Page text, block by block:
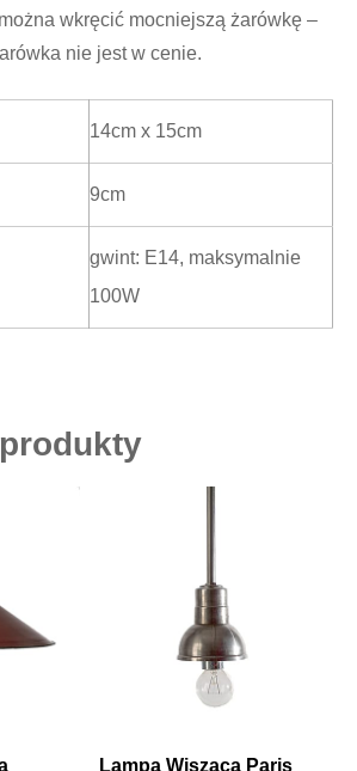
wkręcić mocniejszą żarówkę –
nie jest w cenie.
14cm x 15cm
9cm
gwint: E14, maksymalnie
100W
Lampa Wisząca Paris